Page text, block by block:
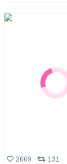
2669
131